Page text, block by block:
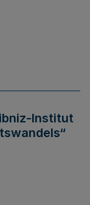
Institut